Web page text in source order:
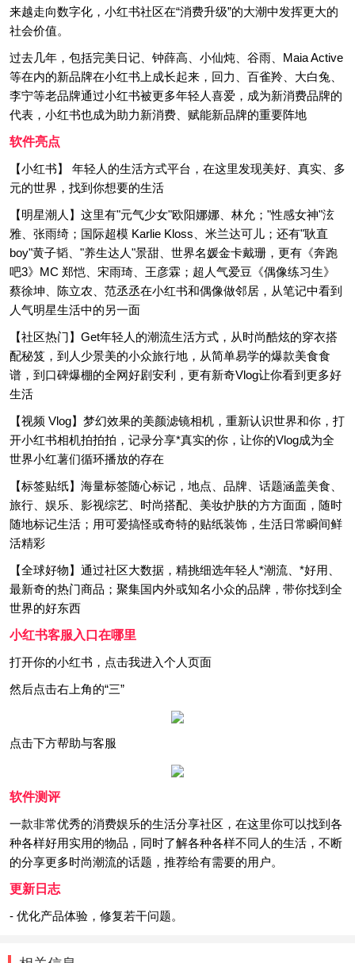
来越走向数字化，小红书社区在“消费升级”的大潮中发挥更大的
社会价值。
过去几年，包括完美日记、钟薛高、小仙炖、谷雨、Maia Active
等在内的新品牌在小红书上成长起来，回力、百雀羚、大白兔、
李宁等老品牌通过小红书被更多年轻人喜爱，成为新消费品牌的
代表，小红书也成为助力新消费、赋能新品牌的重要阵地
软件亮点
【小红书】 年轻人的生活方式平台，在这里发现美好、真实、多
元的世界，找到你想要的生活
【明星潮人】这里有"元气少女"欧阳娜娜、林允；"性感女神"泫
雅、张雨绮；国际超模 Karlie Kloss、米兰达可儿；还有"耿直
boy"黄子韬、"养生达人"景甜、世界名媛金卡戴珊，更有《奔跑
吧3》MC 郑恺、宋雨琦、王彦霖；超人气爱豆《偶像练习生》
蔡徐坤、陈立农、范丞丞在小红书和偶像做邻居，从笔记中看到
人气明星生活中的另一面
【社区热门】Get年轻人的潮流生活方式，从时尚酷炫的穿衣搭
配秘笈，到人少景美的小众旅行地，从简单易学的爆款美食食
谱，到口碑爆棚的全网好剧安利，更有新奇Vlog让你看到更多好
生活
【视频 Vlog】梦幻效果的美颜滤镜相机，重新认识世界和你，打
开小红书相机拍拍拍，记录分享*真实的你，让你的Vlog成为全
世界小红薯们循环播放的存在
【标签贴纸】海量标签随心标记，地点、品牌、话题涵盖美食、
旅行、娱乐、影视综艺、时尚搭配、美妆护肤的方方面面，随时
随地标记生活；用可爱搞怪或奇特的贴纸装饰，生活日常瞬间鲜
活精彩
【全球好物】通过社区大数据，精挑细选年轻人*潮流、*好用、
最新奇的热门商品；聚集国内外或知名小众的品牌，带你找到全
世界的好东西
小红书客服入口在哪里
打开你的小红书，点击我进入个人页面
然后点击右上角的“三”
点击下方帮助与客服
软件测评
一款非常优秀的消费娱乐的生活分享社区，在这里你可以找到各
种各样好用实用的物品，同时了解各种各样不同人的生活，不断
的分享更多时尚潮流的话题，推荐给有需要的用户。
更新日志
- 优化产品体验，修复若干问题。